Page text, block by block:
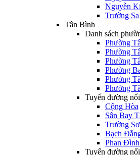
Nguyễn
Trường Sa
Tân Bình
Danh sách
Phường
Phường
Phường
Phường
Phường
Phường
Tuyến đường
Cộng Hòa
Sân Bay
Trường
Bạch
Phan
Tuyến đường